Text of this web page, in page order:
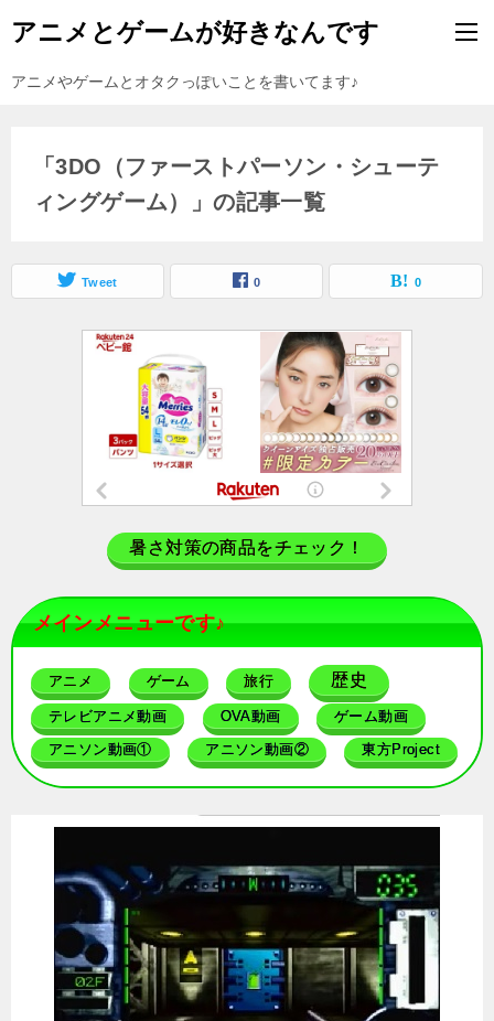
アニメとゲームが好きなんです
アニメやゲームとオタクっぽいことを書いてます♪
「3DO（ファーストパーソン・シューテ
ィングゲーム）」の記事一覧
Tweet 0 0
暑さ対策の商品をチェック！
メインメニューです♪
アニメ ゲーム 旅行 歴史
テレビアニメ動画 OVA動画 ゲーム動画
アニソン動画① アニソン動画② 東方Project